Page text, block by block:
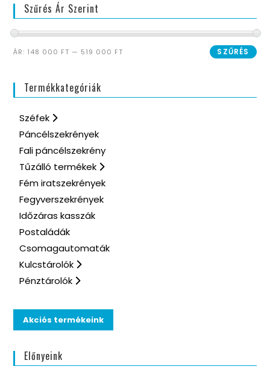
Szűrés Ár Szerint
SZŰRÉS
ÁR: 148 000 FT — 519 000 FT
Termékkategóriák
Széfek
Páncélszekrények
Fali páncélszekrény
Tűzálló termékek
Fém iratszekrények
Fegyverszekrények
Időzáras kasszák
Postaládák
Csomagautomaták
Kulcstárolók
Pénztárolók
Akciós termékeink
Előnyeink